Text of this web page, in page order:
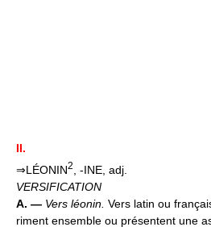
II.
⇒LÉONIN2
, -INE, adj.
VERSIFICATION
A. — Vers léonin. Vers latin ou
riment ensemble ou présentent une